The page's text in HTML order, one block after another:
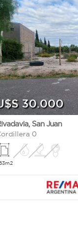
30.000
, San Juan
0